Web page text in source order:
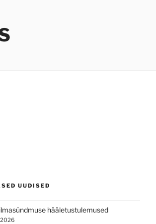
UUDISED
hääletustulemused